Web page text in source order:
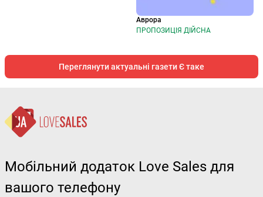
Аврора
ПРОПОЗИЦІЯ ДІЙСНА
Переглянути актуальні газети Є таке
Мобільний додаток Love Sales для
вашого телефону